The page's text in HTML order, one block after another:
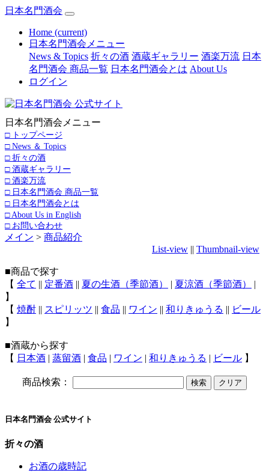
日本名門酒会
Home (current)
日本名門酒会メニュー
News & Topics 折々の酒 酒蔵ギャラリー 酒楽万流 日本
名門酒会 商品一覧 日本名門酒会とは About Us
ログイン
日本名門酒会メニュー
□ トップページ
□ News ＆ Topics
□ 折々の酒
□ 酒蔵ギャラリー
□ 酒楽万流
□ 日本名門酒会 商品一覧
□ 日本名門酒会とは
□ About Us in English
□ お問い合わせ
メイン > 商品紹介
List-view || Thumbnail-view
■商品で探す
【 全て || 定番酒 || 夏の生酒（季節酒） | 夏涼酒（季節酒）
|
】
【 焼酎 || スピリッツ || 食品 || ワイン || 和りきゅうる || ビール
】
■酒蔵から探す
【 日本酒 | 蒸留酒 | 食品 | ワイン | 和りきゅうる | ビール 】
商品検索：
日本名門酒会 公式サイト
折々の酒
お酒の歳時記